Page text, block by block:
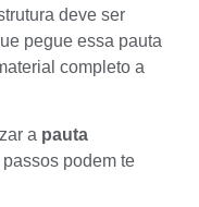
deve ser
pegue essa pauta
completo a
a pauta
podem te